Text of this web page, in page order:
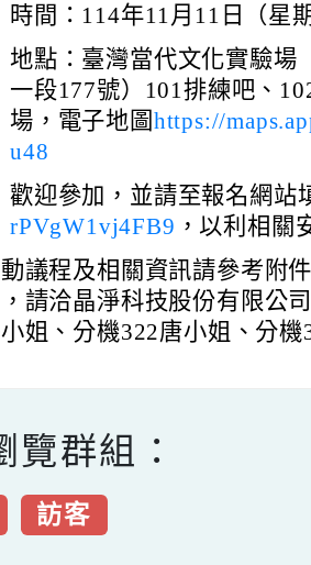
時間：114年11月11日（星
地點：臺灣當代文化實驗場
一段177號）101排練吧、
場，電子地圖 https://
u48
歡迎參加，並請至報名網站
rPVgW1vj4FB9 ，以利相關
議程及相關資訊請參考附
請洽晶淨科技股份有限公
姐、分機322唐小姐、分機
覽群組：
訪客